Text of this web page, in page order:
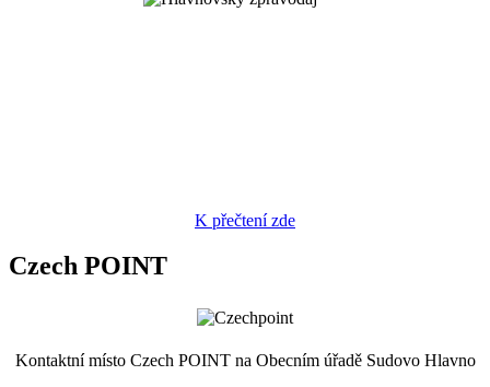
K přečtení zde
Czech POINT
Kontaktní místo Czech POINT na Obecním úřadě Sudovo Hlavno